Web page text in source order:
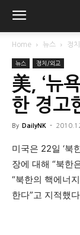
Home 뉴스 정
뉴스 정치/외교
美, ‘뉴
한 경고
By DailyNK -
미국은 22일 ‘북
장에 대해 “북한
“북한의 핵에너
한다”고 지적했